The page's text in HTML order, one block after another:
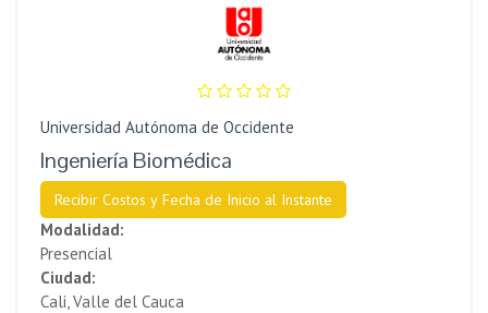
Universidad Autónoma de Occidente
Ingeniería Biomédica
Recibir Costos y Fecha de Inicio al Instante
Modalidad:
Presencial
Ciudad:
Cali, Valle del Cauca